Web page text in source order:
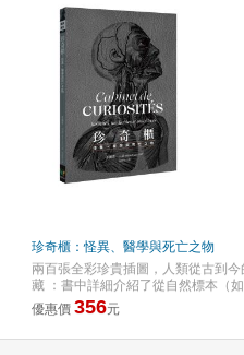
以忠誠與勇氣做出抉擇，而他的所
森》與第四集《風暴將臨》。 ◆經
度。 ◆張力十足的劇情設定：充滿
宴：精美繽紛的畫面，讓激烈的打
粉絲可以全新的方式重溫舊作，新
全球暢銷逾3000萬本 ◆全臺暢銷
◆每集甫上市便直攻紐約時報排行
優良圖書推薦（高年級） ◆2010年
養閱讀興趣。 ◎以生動的故事，探
配原著小說一起閱讀，作為跨媒介的
珍奇櫃：怪異、醫學與死亡之物
兩百張全彩珍貴插圖，人類從古到
藏 ：書中詳細介紹了從自然標本（
寶。 ★ 探索人類的好奇心 ：探討這
幻想之間的界限。 ★ 死亡學的視角
優惠價 356元